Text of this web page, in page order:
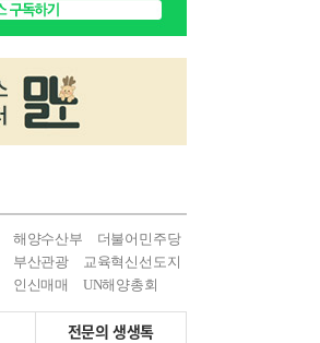
해양수산부
더불어민주당
부산관광
교육혁신선도지
인신매매 UN해양총회
전문의 생생톡